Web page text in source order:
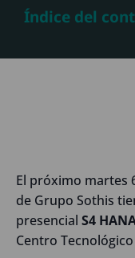
Índice del
El próximo martes
de Grupo Sothis
presencial S4
Centro Tecnológico